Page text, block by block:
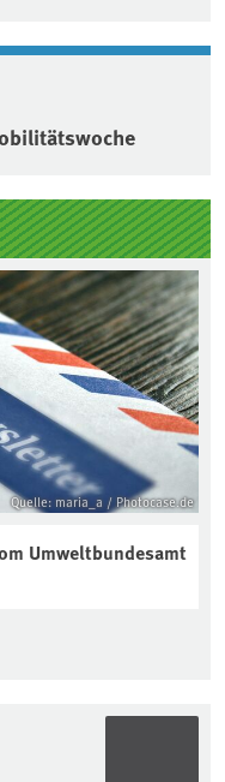
Quelle: maria_a / Photocase.de
Umweltbundesamt